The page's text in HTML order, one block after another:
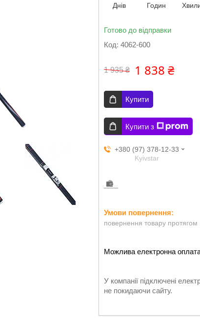
Днів Годин
Готово до відправки
Код: 4062-600
1 935 ₴ 1 838 ₴
Купити
Купити з
+380 (97) 378-12-33
Kyivstar
повернення товару протягом
У компанії підключені
не покидаючи сайту.